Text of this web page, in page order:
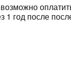
год после